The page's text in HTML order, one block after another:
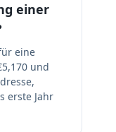
einer
eine
und
erste Jahr